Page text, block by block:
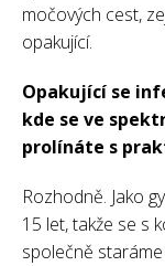
močových cest,
opakující.
Opakující se
kde se ve
prolínáte s
Rozhodně. Jako
15 let, takže se s
společně